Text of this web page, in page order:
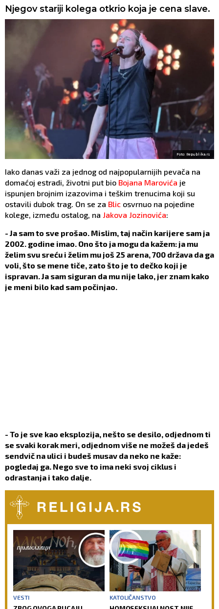
Njegov stariji kolega otkrio koja je cena slave.
Foto: Republika.rs
Iako danas važi za jednog od najpopularnijih pevača na
domaćoj estradi, životni put bio Bojana Marovića je
ispunjen brojnim izazovima i teškim trenucima koji su
ostavili dubok trag. On se za Blic osvrnuo na pojedine
kolege, između ostalog, na Jakova Jozinovića:
- Ja sam to sve prošao. Mislim, taj način karijere sam ja
2002. godine imao. Ono što ja mogu da kažem: ja mu
želim svu sreću i želim mu još 25 arena, 700 država da ga
voli, što se mene tiče, zato što je to dečko koji je
ispravan. Ja sam siguran da mu nije lako, jer znam kako
je meni bilo kad sam počinjao.
- To je sve kao eksplozija, nešto se desilo, odjednom ti
se svaki korak meri, odjednom više ne možeš da jedeš
sendvič na ulici i budeš musav da neko ne kaže:
pogledaj ga. Nego sve to ima neki svoj ciklus i
odrastanja i tako dalje.
VESTI KATOLIČANSTVO